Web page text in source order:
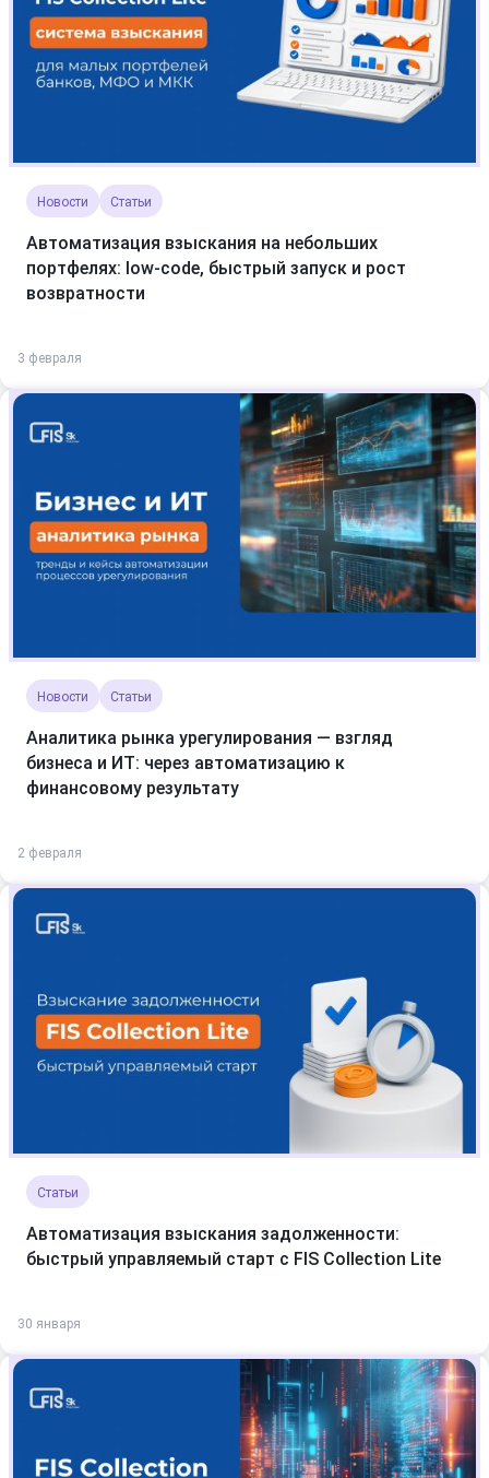
Новости Статьи
Автоматизация взыскания на небольших
портфелях: low-code, быстрый запуск и рост
возвратности
3 февраля
Новости Статьи
Аналитика рынка урегулирования — взгляд
бизнеса и ИТ: через автоматизацию к
финансовому результату
2 февраля
Статьи
Автоматизация взыскания задолженности:
быстрый управляемый старт с FIS Collection Lite
30 января